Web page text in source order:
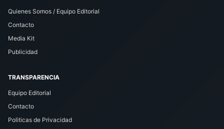
Quienes Somos / Equipo Editorial
Contacto
Media Kit
Publicidad
TRANSPARENCIA
Equipo Editorial
Contacto
Politicas de Privacidad